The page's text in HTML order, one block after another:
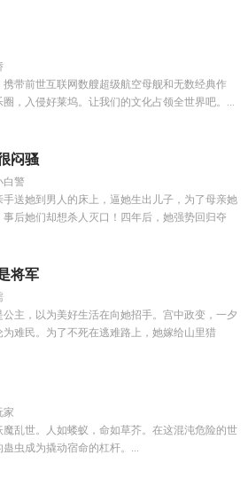
携带前世互联网数艘超级航空母舰和无数经典作
，入侵好莱坞。让我们的文化占领全世界吧。...
闷骚
白警
手送她到男人的床上，逼她生出儿子，为了母亲她
事后她们却想杀人灭口！四年后，她强势回归夺
将军
公主，以为美好生活在向她招手。宫中政变，一夕
为难民。为了不死在逃难路上，她嫁给山里猎
家
魔乱世。人如蝼蚁，命如草芥。在这混沌危险的世
虫成为撬动宿命的杠杆。...